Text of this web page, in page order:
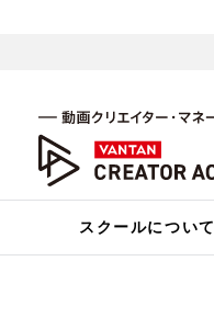
スクールについて